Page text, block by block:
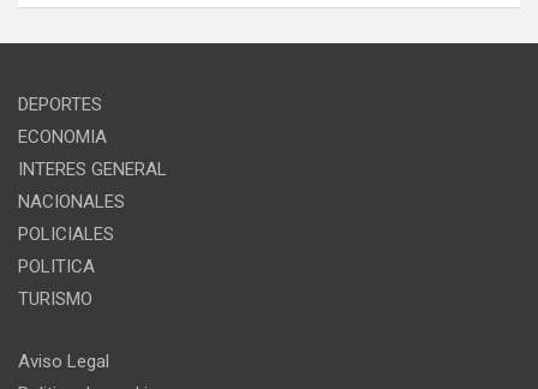
DEPORTES
ECONOMIA
INTERES GENERAL
NACIONALES
POLICIALES
POLITICA
TURISMO
Aviso Legal